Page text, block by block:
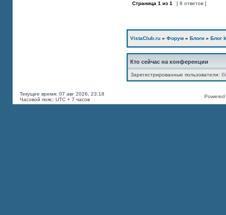
Страница 1 из 1 [ 8 ответов ]
VistaClub.ru » Форум » Блоги » Блог
Кто сейчас на конференции
Зарегистрированные пользователи:
Текущее время: 07 авг 2026, 23:18
Часовой пояс: UTC + 7 часов